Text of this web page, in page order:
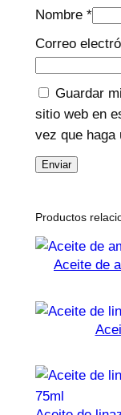
Nombre *
Correo
Guardar
sitio web en
vez que haga
Productos
Aceite de